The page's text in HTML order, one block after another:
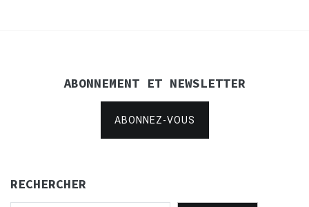
ABONNEMENT ET NEWSLETTER
ABONNEZ-VOUS
RECHERCHER